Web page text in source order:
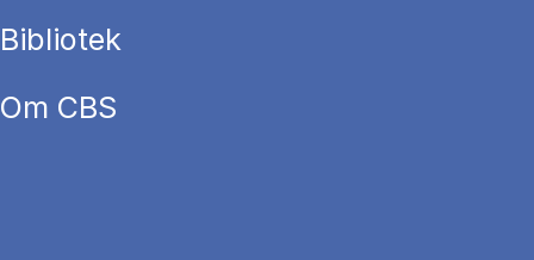
Bibliotek
Om CBS